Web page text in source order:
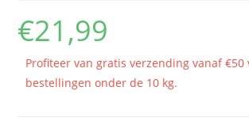
€21,99
Profiteer van gratis verzending vanaf €50
bestellingen onder de 10 kg.